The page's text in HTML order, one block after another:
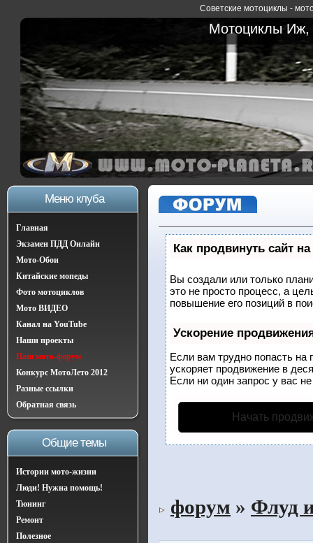
Советские мотоциклы -
Мотоциклы Иж,
Меню клуба
Главная
Экзамен ПДД Онлайн
Мото-Обои
Китайские мопеды
Фото мотоциклов
Мото ВИДЕО
Канал на YouTube
Наши проекты
Наш мото-форум
Конкурс МотоЛето 2012
Разные ссылки
Обратная связь
Общие темы
Истории мото-жизни
Люди! Нужна помощь!
Тюнинг
Ремонт
Полезное
Как продвинуть сайт
Вы создали или только
это не просто процесс, а
повышение его позиций в
Ускорение
Если вам трудно попасть на
ускоряет продвижение в
Если ни один запрос у вас
Начать
форум » Флуд